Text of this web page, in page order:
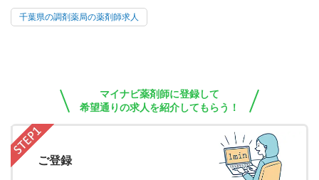
千葉県の調剤薬局の薬剤師求人
マイナビ薬剤師に登録して
希望通りの求人を紹介してもらう！
ご登録